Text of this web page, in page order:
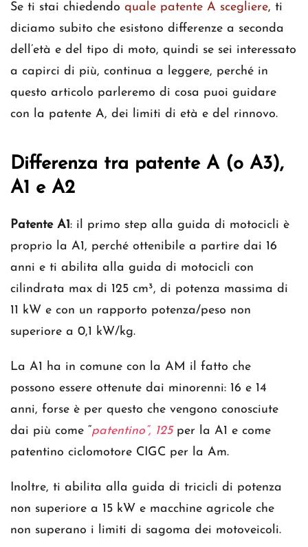
Se ti stai chiedendo quale patente A scegliere, ti
diciamo subito che esistono differenze a seconda
dell’età e del tipo di moto, quindi se sei interessato
a capirci di più, continua a leggere, perché in
questo articolo parleremo di cosa puoi guidare
con la patente A, dei limiti di età e del rinnovo.
Differenza tra patente A (o A3),
A1 e A2
Patente A1: il primo step alla guida di motocicli è
proprio la A1, perché ottenibile a partire dai 16
anni e ti abilita alla guida di motocicli con
cilindrata max di 125 cm³, di potenza massima di
11 kW e con un rapporto potenza/peso non
superiore a 0,1 kW/kg.
La A1 ha in comune con la AM il fatto che
possono essere ottenute dai minorenni: 16 e 14
anni, forse è per questo che vengono conosciute
dai più come “patentino”, 125per la A1 e come
patentino ciclomotore CIGC per la Am.
Inoltre, ti abilita alla guida di tricicli di potenza
non superiore a 15 kW e macchine agricole che
non superano i limiti di sagoma dei motoveicoli.